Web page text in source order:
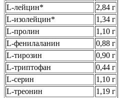
L-лейцин*
2,84 г
L-изолейцин*
1,34 г
L-пролин
1,10 г
L-фенилаланин
0,88 г
L-тирозин
0,90 г
L-триптофан
0,44 г
L-серин
1,10 г
L-треонин
1,19 г